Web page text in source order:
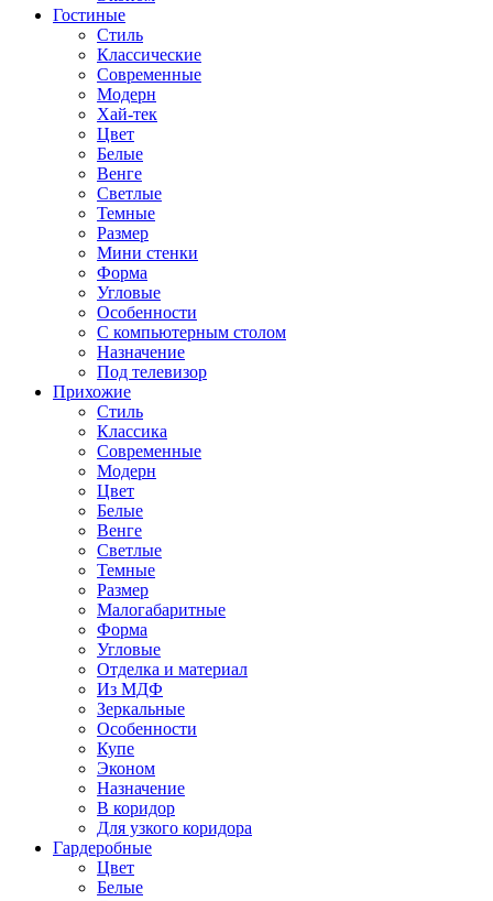
Гостиные
Стиль
Классические
Современные
Модерн
Хай-тек
Цвет
Белые
Венге
Светлые
Темные
Размер
Мини стенки
Форма
Угловые
Особенности
С компьютерным столом
Назначение
Под телевизор
Прихожие
Стиль
Классика
Современные
Модерн
Цвет
Белые
Венге
Светлые
Темные
Размер
Малогабаритные
Форма
Угловые
Отделка и материал
Из МДФ
Зеркальные
Особенности
Купе
Эконом
Назначение
В коридор
Для узкого коридора
Гардеробные
Цвет
Белые